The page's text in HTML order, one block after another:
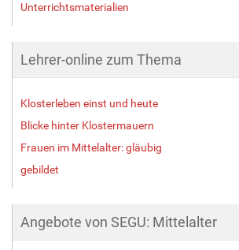
Unterrichtsmaterialien
Lehrer-online zum Thema
Klosterleben einst und heute
Blicke hinter Klostermauern
Frauen im Mittelalter: gläubig
gebildet
Angebote von SEGU: Mittelalter